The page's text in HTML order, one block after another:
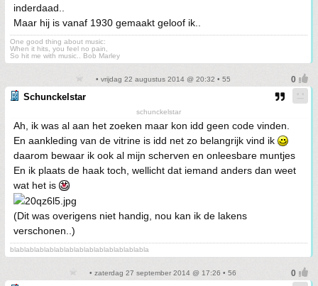
inderdaad..
Maar hij is vanaf 1930 gemaakt geloof ik..
One good thing about music:
When it hits, you feel no pain,
So hit me with music.. Bob Marley
• vrijdag 22 augustus 2014 @ 20:32 • 55
Schunckelstar
schunckelstar
Ah, ik was al aan het zoeken maar kon idd geen code vinden.
En aankleding van de vitrine is idd net zo belangrijk vind ik
daarom bewaar ik ook al mijn scherven en onleesbare muntjes
En ik plaats de haak toch, wellicht dat iemand anders dan weet
wat het is
(Dit was overigens niet handig, nou kan ik de lakens
verschonen..)
blablablablablablablablablablablablablabla
• zaterdag 27 september 2014 @ 17:26 • 56